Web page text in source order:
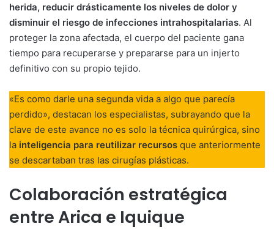
herida, reducir drásticamente los niveles de dolor y
disminuir el riesgo de infecciones intrahospitalarias. Al
proteger la zona afectada, el cuerpo del paciente gana
tiempo para recuperarse y prepararse para un injerto
definitivo con su propio tejido.
«Es como darle una segunda vida a algo que parecía
perdido», destacan los especialistas, subrayando que la
clave de este avance no es solo la técnica quirúrgica, sino
la inteligencia para reutilizar recursos que anteriormente
se descartaban tras las cirugías plásticas.
Colaboración estratégica
entre Arica e Iquique